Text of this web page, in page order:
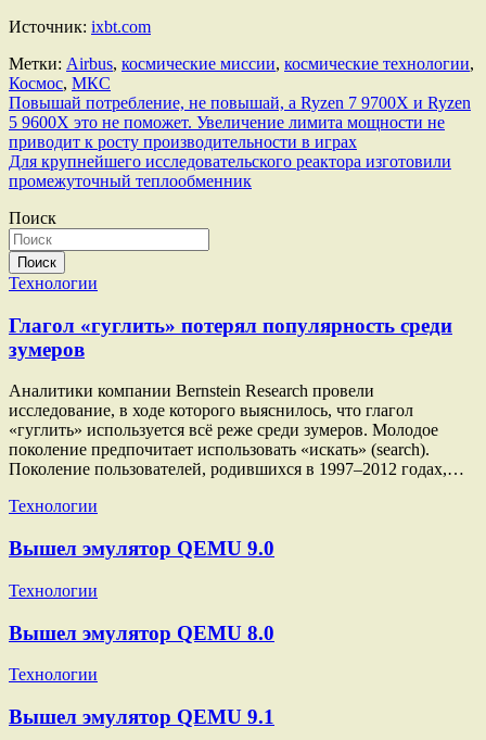
Источник: ixbt.com
Метки: Airbus, космические миссии, космические технологии,
Космос, МКС
Навигация
по
записям
Повышай потребление, не повышай, а Ryzen 7 9700X и Ryzen
5 9600X это не поможет. Увеличение лимита мощности не
приводит к росту производительности в играх
Для крупнейшего исследовательского реактора изготовили
промежуточный теплообменник
Поиск
Поиск
Технологии
Глагол «гуглить» потерял популярность среди
зумеров
Аналитики компании Bernstein Research провели
исследование, в ходе которого выяснилось, что глагол
«гуглить» используется всё реже среди зумеров. Молодое
поколение предпочитает использовать «искать» (search).
Поколение пользователей, родившихся в 1997–2012 годах,…
Технологии
Вышел эмулятор QEMU 9.0
Технологии
Вышел эмулятор QEMU 8.0
Технологии
Вышел эмулятор QEMU 9.1